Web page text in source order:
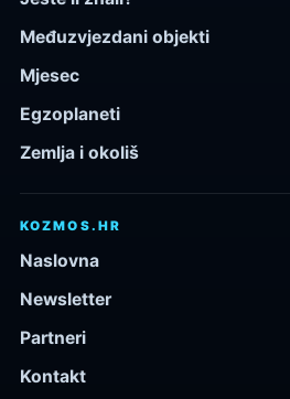
Međuzvjezdani objekti
Mjesec
Egzoplaneti
Zemlja i okoliš
KOZMOS.HR
Naslovna
Newsletter
Partneri
Kontakt